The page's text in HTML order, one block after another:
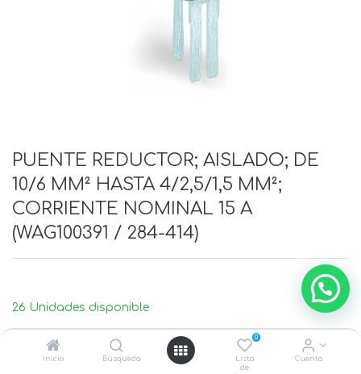
Inicio Búsqueda
0
Lista
de
Cuenta
PUENTE REDUCTOR; AISLADO; DE
10/6 MM² HASTA 4/2,5/1,5 MM²;
CORRIENTE NOMINAL 15 A
(WAG100391 / 284-414)
26 Unidades disponible